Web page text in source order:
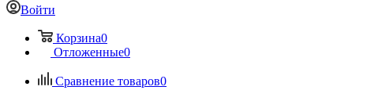
Войти
Корзина0
Отложенные0
Сравнение товаров0